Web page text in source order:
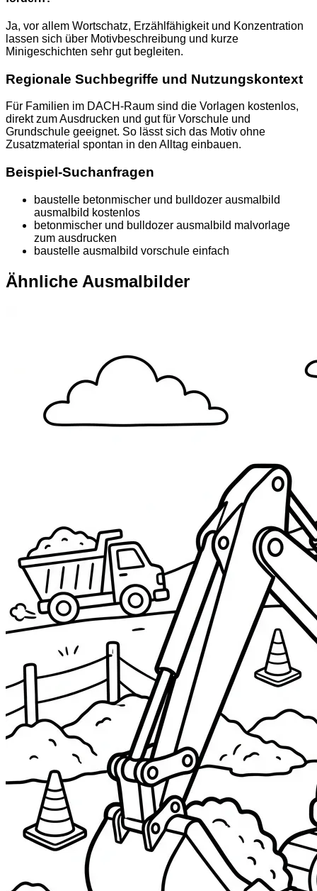
Ja, vor allem Wortschatz, Erzählfähigkeit und Konzentration
lassen sich über Motivbeschreibung und kurze
Minigeschichten sehr gut begleiten.
Regionale Suchbegriffe und Nutzungskontext
Für Familien im DACH-Raum sind die Vorlagen kostenlos,
direkt zum Ausdrucken und gut für Vorschule und
Grundschule geeignet. So lässt sich das Motiv ohne
Zusatzmaterial spontan in den Alltag einbauen.
Beispiel-Suchanfragen
baustelle betonmischer und bulldozer ausmalbild
ausmalbild kostenlos
betonmischer und bulldozer ausmalbild malvorlage
zum ausdrucken
baustelle ausmalbild vorschule einfach
Ähnliche Ausmalbilder